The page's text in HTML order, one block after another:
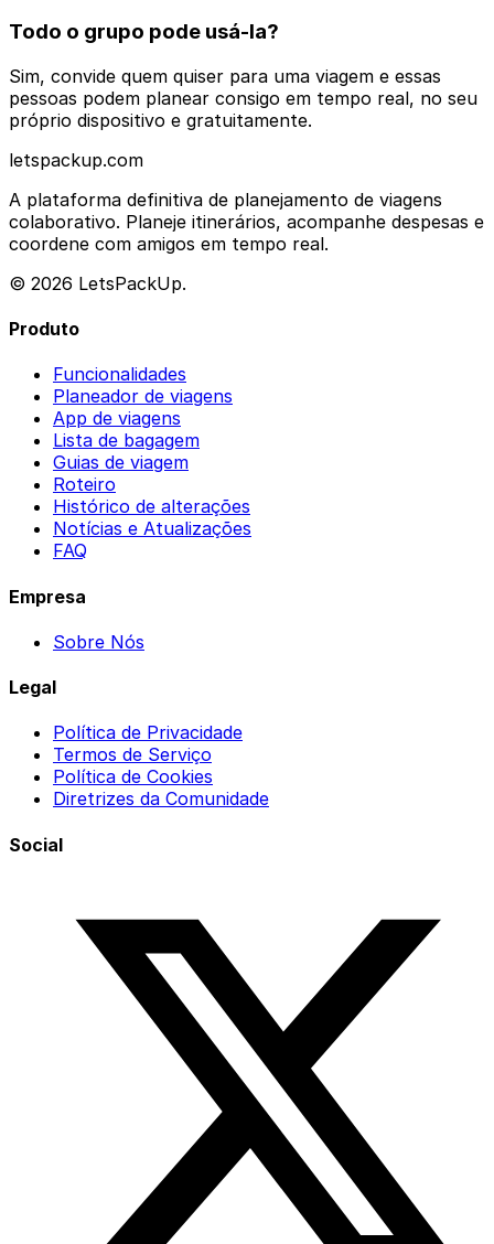
Todo o grupo pode usá-la?
Sim, convide quem quiser para uma viagem e essas
pessoas podem planear consigo em tempo real, no seu
próprio dispositivo e gratuitamente.
letspackup.com
A plataforma definitiva de planejamento de viagens
colaborativo. Planeje itinerários, acompanhe despesas e
coordene com amigos em tempo real.
© 2026 LetsPackUp.
Produto
Funcionalidades
Planeador de viagens
App de viagens
Lista de bagagem
Guias de viagem
Roteiro
Histórico de alterações
Notícias e Atualizações
FAQ
Empresa
Sobre Nós
Legal
Política de Privacidade
Termos de Serviço
Política de Cookies
Diretrizes da Comunidade
Social